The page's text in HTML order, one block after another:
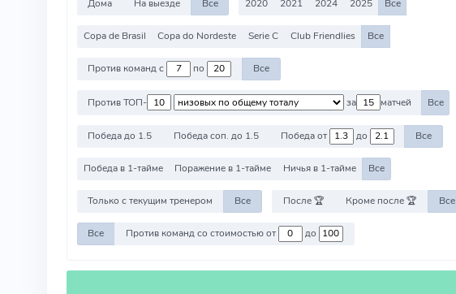
Дома На выезде Все 2020 2021 2024 2025 Все
Copa de Brasil Copa do Nordeste Serie C Club Friendlies Все
Против команд с по Все
Против ТОП- за матчей Все
Победа до 1.5 Победа соп. до 1.5 Победа от до Все
Победа в 1-тайме Поражение в 1-тайме Ничья в 1-тайме Все
Только с текущим тренером Все После 🏆 Кроме после 🏆 Все
Все Против команд со стоимостью от до